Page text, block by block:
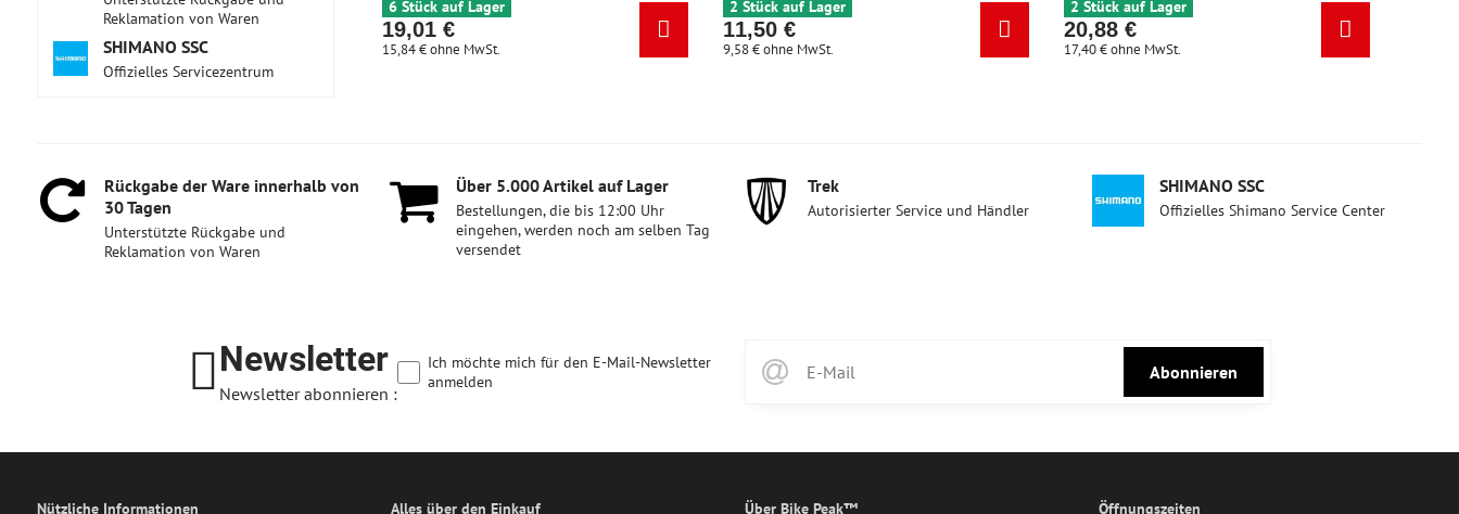
6 Stück auf Lager
19,01 €
15,84 €ohne MwSt.
2 Stück auf Lager
11,50 €
9,58 €ohne MwSt.
2 Stück auf Lager
20,88 €
17,40 €ohne MwSt.
Reklamation von Waren
SHIMANO SSC
Offizielles Servicezentrum
Rückgabe der Ware innerhalb von
30 Tagen
Unterstützte Rückgabe und
Reklamation von Waren
Über 5​.000 Artikel auf Lager
Bestellungen, die bis 12:00 Uhr
eingehen, werden noch am selben Tag
versendet
Trek
Autorisierter Service und Händler
SHIMANO SSC
Offizielles Shimano Service Center
Newsletter
Newsletter abonnieren :
Abonnieren
Ich möchte mich für den E-Mail-Newsletter
anmelden
Nützliche Informationen Alles über den Einkauf Über Bike Peak™ Öffnungszeiten